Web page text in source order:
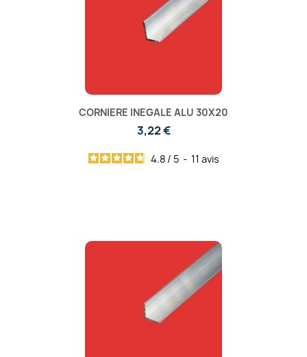
CORNIERE INEGALE ALU 30X20
3,22 €
4.8 / 5 - 11 avis